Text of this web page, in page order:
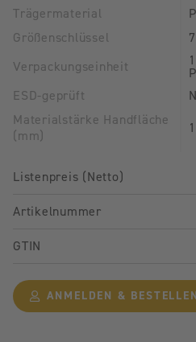
Trägermaterial
Größenschlüssel
Verpackungseinheit
ESD-geprüft
Materialstärke Handfläche
(mm)
Listenpreis (Netto)
Artikelnummer
GTIN
ANMELDEN & BESTELLEN